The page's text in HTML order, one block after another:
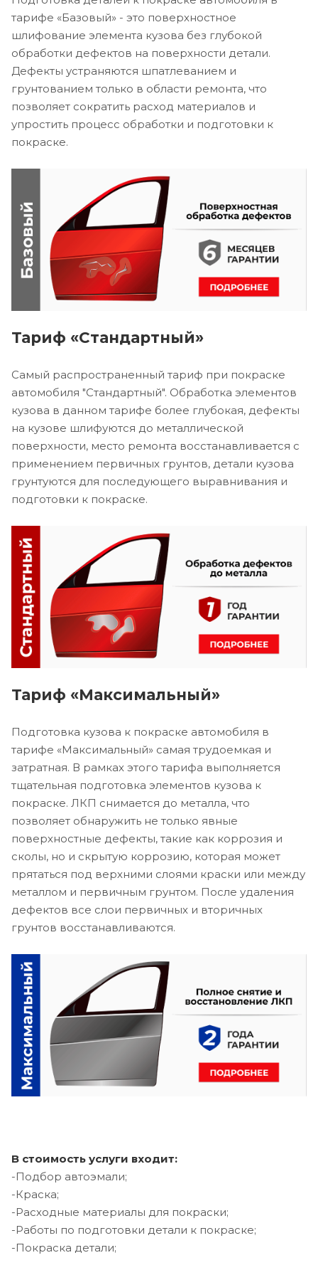
тарифе «Базовый» - это поверхностное
шлифование элемента кузова без глубокой
обработки дефектов на поверхности детали.
Дефекты устраняются шпатлеванием и
грунтованием только в области ремонта, что
позволяет сократить расход материалов и
упростить процесс обработки и подготовки к
покраске.
Тариф «Стандартный»
Самый распространенный тариф при покраске
автомобиля "Стандартный". Обработка элементов
кузова в данном тарифе более глубокая, дефекты
на кузове шлифуются до металлической
поверхности, место ремонта восстанавливается с
применением первичных грунтов, детали кузова
грунтуются для последующего выравнивания и
подготовки к покраске.
Тариф «Максимальный»
Подготовка кузова к покраске автомобиля в
тарифе «Максимальный» самая трудоемкая и
затратная. В рамках этого тарифа выполняется
тщательная подготовка элементов кузова к
покраске. ЛКП снимается до металла, что
позволяет обнаружить не только явные
поверхностные дефекты, такие как коррозия и
сколы, но и скрытую коррозию, которая может
прятаться под верхними слоями краски или между
металлом и первичным грунтом. После удаления
дефектов все слои первичных и вторичных
грунтов восстанавливаются.
В стоимость услуги входит:
-Подбор автоэмали;
-Краска;
-Расходные материалы для покраски;
-Работы по подготовки детали к покраске;
-Покраска детали;